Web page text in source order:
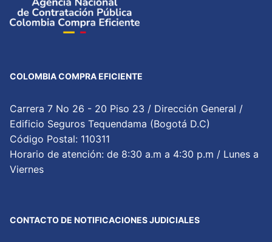
COLOMBIA COMPRA EFICIENTE
Carrera 7 No 26 - 20 Piso 23 / Dirección General /
Edificio Seguros Tequendama (Bogotá D.C)
Código Postal: 110311
Horario de atención: de 8:30 a.m a 4:30 p.m / Lunes a
Viernes
CONTACTO DE NOTIFICACIONES JUDICIALES